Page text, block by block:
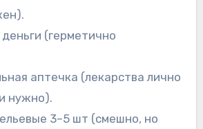
(герметично
аптечка (лекарства лично
нужно).
3–5 шт (смешно, но